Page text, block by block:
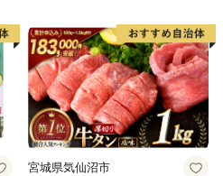
宮城県気仙沼市